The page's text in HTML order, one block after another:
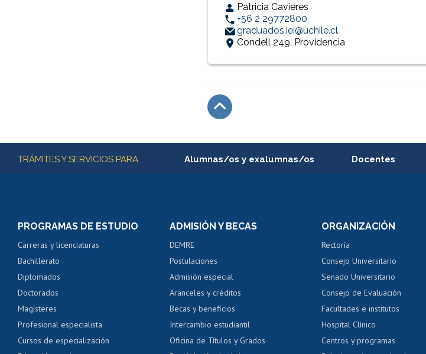
Patricia Cavieres
+56 2 29772800
graduados.iei@uchile.cl
Condell 249, Providencia
Más información
TRÁMITES Y SERVICIOS PARA Alumnas/os y exalumnas/os
Consulta y certificado de notas
Servicio médico y dental
Pago de arancel y crédito alumnos
Pago de arancel y crédito exalumnos
Certificado de títulos y grados
Docentes
Perfeccionamiento
Evaluación docente
Calificación académica
Postulación al AUCAI
PROGRAMAS DE ESTUDIO
Carreras y licenciaturas
Bachillerato
Diplomados
Doctorados
Magísteres
Profesional especialista
Cursos de especialización
ADMISIÓN Y BECAS
DEMRE
Postulaciones
Admisión especial
Aranceles y créditos
Becas y beneficios
Intercambio estudiantil
Oficina de Títulos y Grados
ORGANIZACIÓN
Rectoría
Consejo Universitario
Senado Universitario
Consejo de Evaluación
Facultades e institutos
Hospital Clínico
Centros y programas